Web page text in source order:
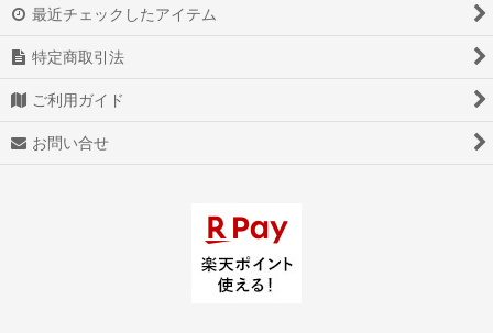
最近チェックしたアイテム
特定商取引法
ご利用ガイド
お問い合せ